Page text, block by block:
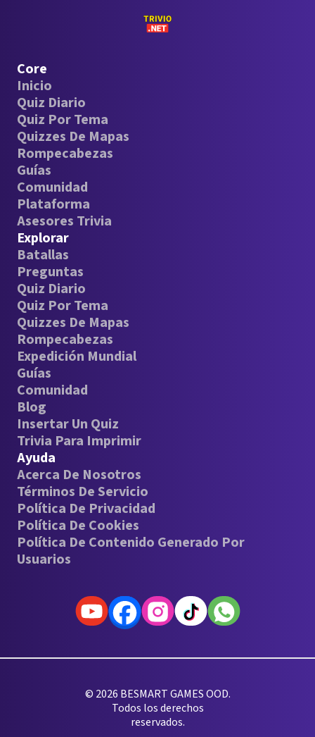
Core
Inicio
Quiz Diario
Quiz Por Tema
Quizzes De Mapas
Rompecabezas
Guías
Comunidad
Plataforma
Asesores Trivia
Explorar
Batallas
Preguntas
Quiz Diario
Quiz Por Tema
Quizzes De Mapas
Rompecabezas
Expedición Mundial
Guías
Comunidad
Blog
Insertar Un Quiz
Trivia Para Imprimir
Ayuda
Acerca De Nosotros
Términos De Servicio
Política De Privacidad
Política De Cookies
Política De Contenido Generado Por
Usuarios
© 2026 BESMART GAMES OOD.
Todos los derechos
reservados.